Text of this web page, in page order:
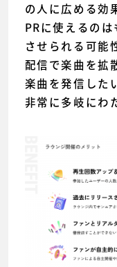
の人に広める効
PRに使えるの
させられる可能
配信で楽曲を拡
楽曲を発信した
非常に多岐にわ